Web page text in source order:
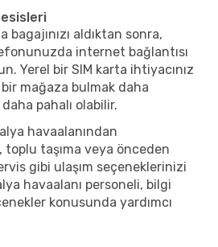
bagajınızı aldıktan sonra,
internet bağlantısı
Yerel bir SIM karta ihtiyacınız
mağaza bulmak daha
pahalı olabilir.
havaalanından
toplu taşıma veya önceden
gibi ulaşım seçeneklerinizi
havaalanı personeli, bilgi
konusunda yardımcı